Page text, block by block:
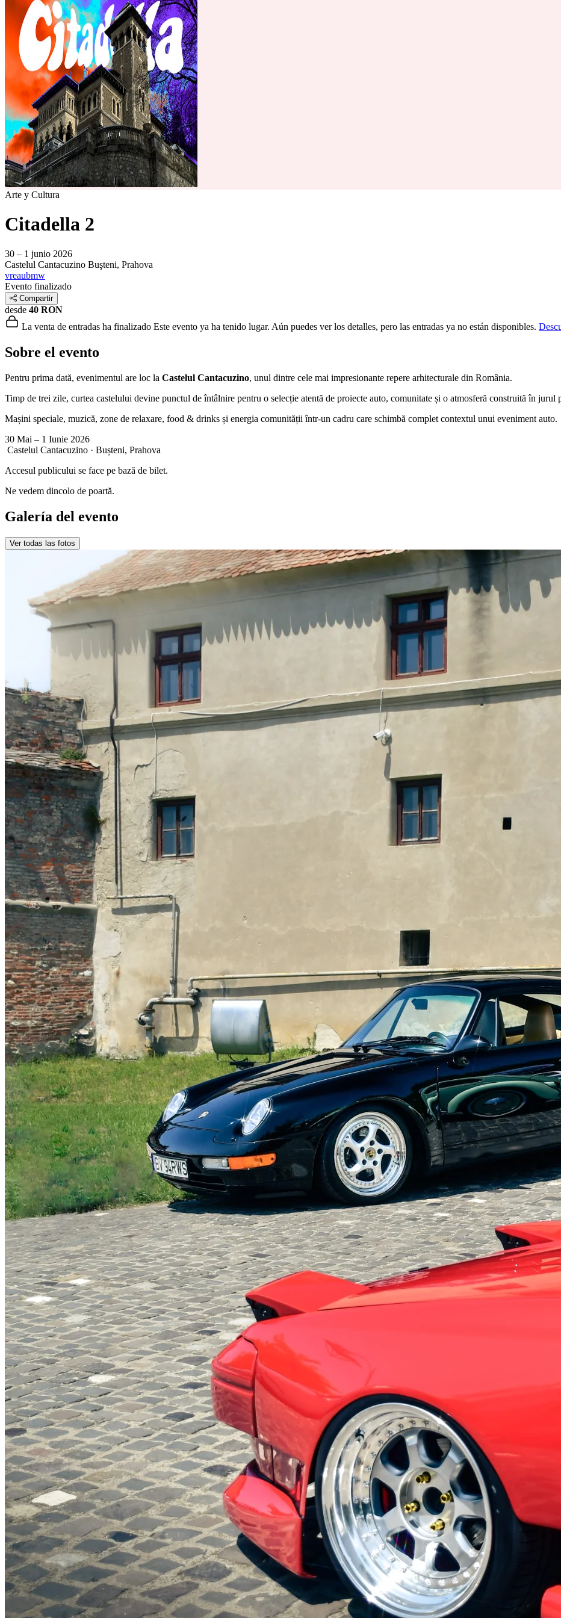
Arte y Cultura
Citadella 2
30 – 1 junio 2026
Castelul Cantacuzino Buşteni, Prahova
vreaubmw
Evento finalizado
Compartir
desde 40 RON
La venta de entradas ha finalizado Este evento ya ha tenido lugar. Aún puedes ver los detalles, pero las entradas ya no están disponibles.
Sobre el evento
Pentru prima dată, evenimentul are loc la Castelul Cantacuzino, unul dintre cele mai impresionante repere arhitecturale din România.
Timp de trei zile, curtea castelului devine punctul de întâlnire pentru o selecție atentă de proiecte auto, comunitate și o atmosferă construită în jurul
Mașini speciale, muzică, zone de relaxare, food & drinks și energia comunității într-un cadru care schimbă complet contextul unui eveniment auto.
30 Mai – 1 Iunie 2026
Castelul Cantacuzino · Bușteni, Prahova
Accesul publicului se face pe bază de bilet.
Ne vedem dincolo de poartă.
Galería del evento
Ver todas las fotos